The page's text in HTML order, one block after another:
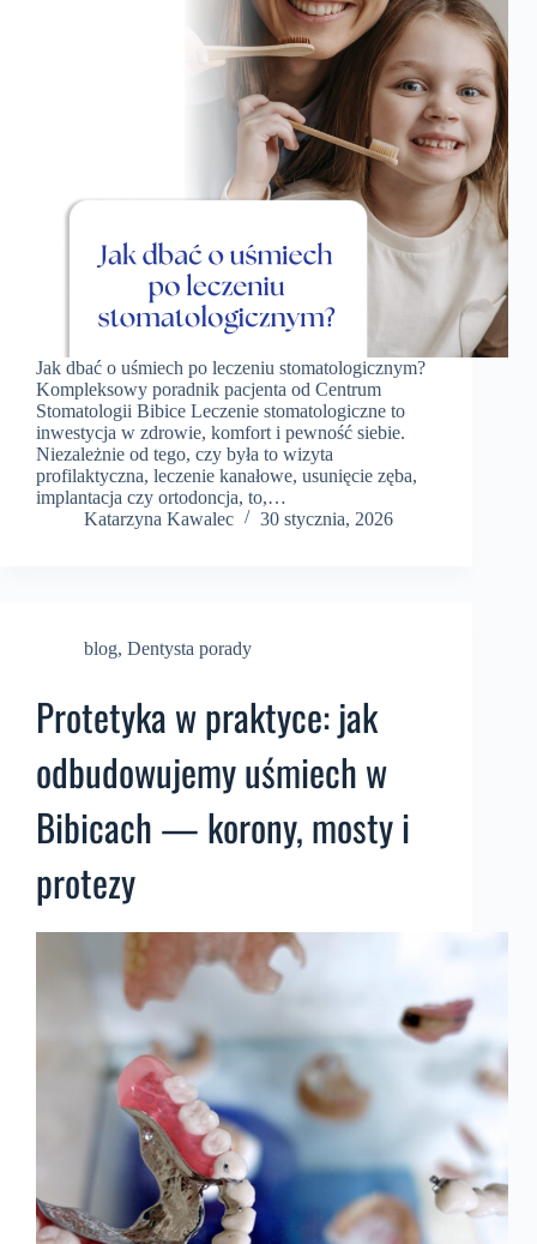
Jak dbać o uśmiech po leczeniu stomatologicznym?
Kompleksowy poradnik pacjenta od Centrum
Stomatologii Bibice Leczenie stomatologiczne to
inwestycja w zdrowie, komfort i pewność siebie.
Niezależnie od tego, czy była to wizyta
profilaktyczna, leczenie kanałowe, usunięcie zęba,
implantacja czy ortodoncja, to,…
Katarzyna Kawalec
30 stycznia, 2026
blog, Dentysta porady
Protetyka w praktyce: jak
odbudowujemy uśmiech w
Bibicach — korony, mosty i
protezy